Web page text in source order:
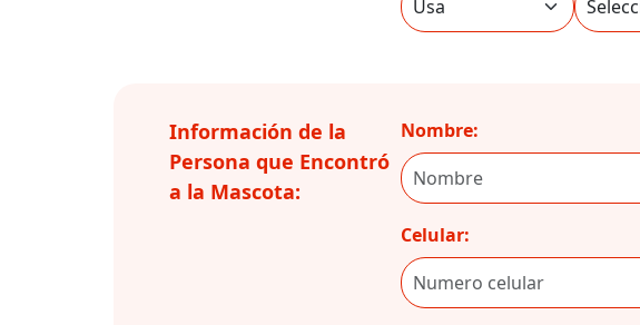
Información de la
Persona que Encontró
a la Mascota:
Nombre:
Celular: